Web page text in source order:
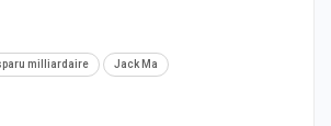
milliardaire Jack Ma